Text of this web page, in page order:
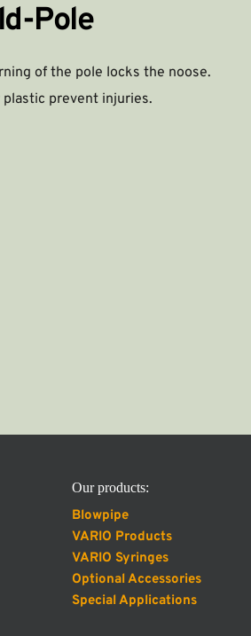
Pole
of the pole locks the noose.
prevent injuries.
Our products:
Blowpipe
VARIO Products
VARIO Syringes
Optional Accessories
Special Applications